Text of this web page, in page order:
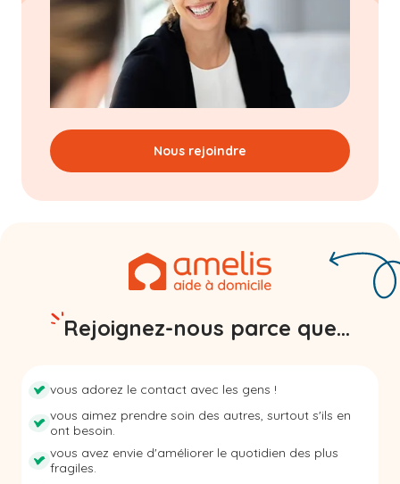
Nous rejoindre
Rejoignez-nous parce que...
vous adorez le contact avec les gens !
vous aimez prendre soin des autres, surtout s'ils en
ont besoin.
vous avez envie d'améliorer le quotidien des plus
fragiles.